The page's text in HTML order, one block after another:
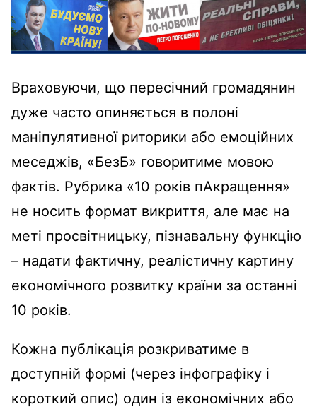
Враховуючи, що пересічний громадянин
дуже часто опиняється в полоні
маніпулятивної риторики або емоційних
меседжів, «БезБ» говоритиме мовою
фактів. Рубрика «10 років пАкращення»
не носить формат викриття, але має на
меті просвітницьку, пізнавальну функцію
– надати фактичну, реалістичну картину
економічного розвитку країни за останні
10 років.
Кожна публікація розкриватиме в
доступній формі (через інфографіку і
короткий опис) один із економічних або